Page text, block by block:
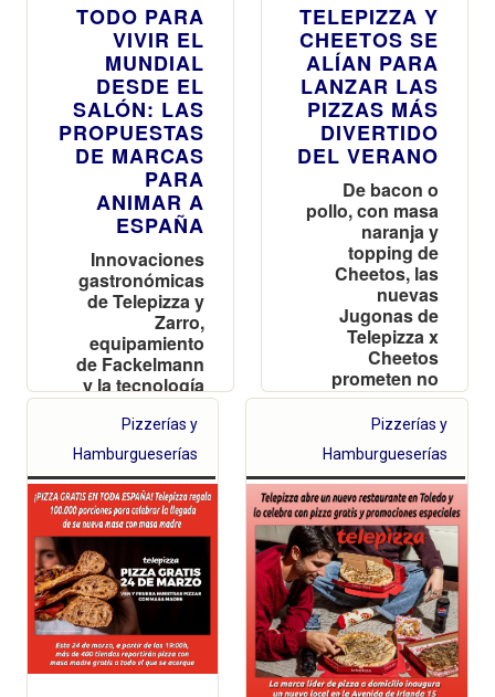
TODO PARA
VIVIR EL
MUNDIAL
DESDE EL
SALÓN: LAS
PROPUESTAS
DE MARCAS
PARA
ANIMAR A
ESPAÑA
Innovaciones
gastronómicas
de Telepizza y
Zarro,
equipamiento
de Fackelmann
y la tecnología
de ECOVACS se
alían para
transformar el
hogar en la
mejor grada
durante el
torneo
TELEPIZZA Y
CHEETOS SE
ALÍAN PARA
LANZAR LAS
PIZZAS MÁS
DIVERTIDO
DEL VERANO
De bacon o
pollo, con masa
naranja y
topping de
Cheetos, las
nuevas
Jugonas de
Telepizza x
Cheetos
prometen no
dejar a nadie
indiferente
Pizzerías y
Hamburgueserías
Pizzerías y
Hamburgueserías